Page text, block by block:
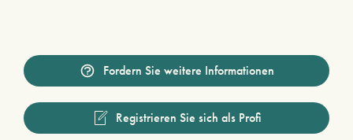
Fordern Sie weitere Informationen
Registrieren Sie sich als Profi